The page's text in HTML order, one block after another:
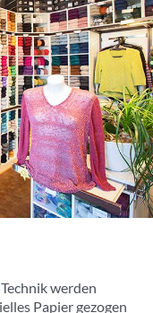
werden
Papier gezogen